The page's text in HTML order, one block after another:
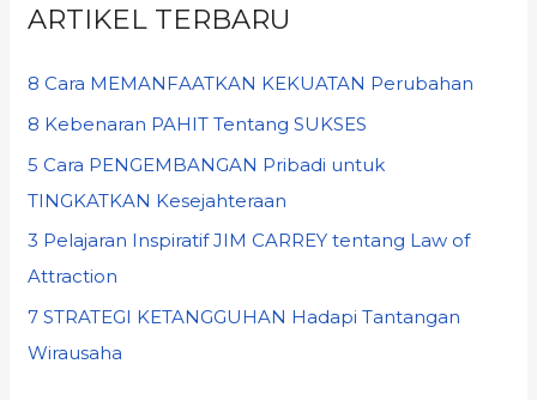
ARTIKEL TERBARU
8 Cara MEMANFAATKAN KEKUATAN Perubahan
8 Kebenaran PAHIT Tentang SUKSES
5 Cara PENGEMBANGAN Pribadi untuk
TINGKATKAN Kesejahteraan
3 Pelajaran Inspiratif JIM CARREY tentang Law of
Attraction
7 STRATEGI KETANGGUHAN Hadapi Tantangan
Wirausaha